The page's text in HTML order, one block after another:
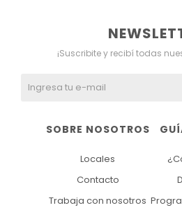
SOBRE NOSOTROS
Locales
Contacto
Trabaja con nosotros
¡Suscribite y recibí todas